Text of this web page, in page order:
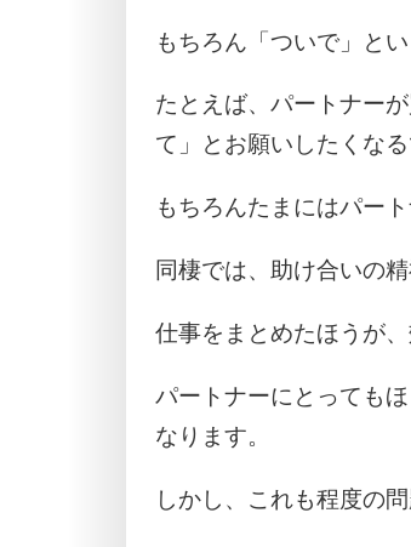
もちろん「ついで」と
たとえば、パートナー
て」とお願いしたくなる
もちろんたまにはパー
同棲では、助け合いの精
仕事をまとめたほうが
パートナーにとっても
なります。
しかし、これも程度の問